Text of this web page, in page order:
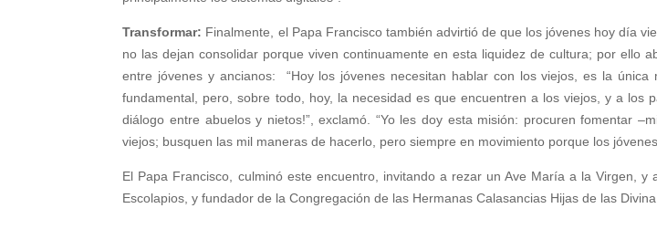
Transformar: Finalmente, el Papa Francisco también advirtió de que los jóvenes hoy día
no las dejan consolidar porque viven continuamente en esta liquidez de cultura; por ello
entre jóvenes y ancianos: “Hoy los jóvenes necesitan hablar con los viejos, es la
fundamental, pero, sobre todo, hoy, la necesidad es que encuentren a los viejos, y a los
diálogo entre abuelos y nietos!”, exclamó. “Yo les doy esta misión: procuren fomentar
viejos; busquen las mil maneras de hacerlo, pero siempre en movimiento porque los
El Papa Francisco, culminó este encuentro, invitando a rezar un Ave María a la Virgen,
Escolapios, y fundador de la Congregación de las Hermanas Calasancias Hijas de las